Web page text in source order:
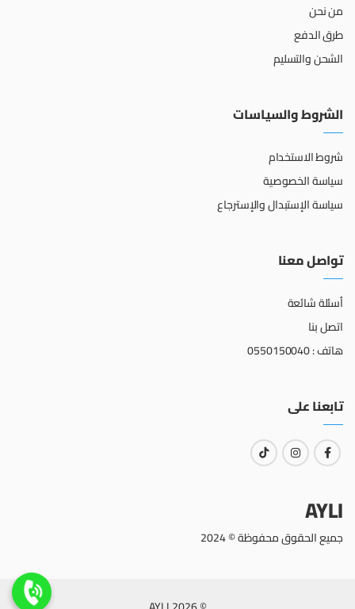
من نحن
طرق الدفع
الشحن والتسليم
الشروط والسياسات
شروط الاستخدام
سياسة الخصوصية
سياسة الإستبدال والإسترجاع
تواصل معنا
أسئلة شائعة
اتصل بنا
هاتف : 0550150040
تابعنا على
AYLI
جميع الحقوق محفوظة © 2024